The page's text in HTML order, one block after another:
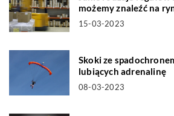
możemy znaleźć na
15-03-2023
Skoki ze
lubiących adrenalinę
08-03-2023